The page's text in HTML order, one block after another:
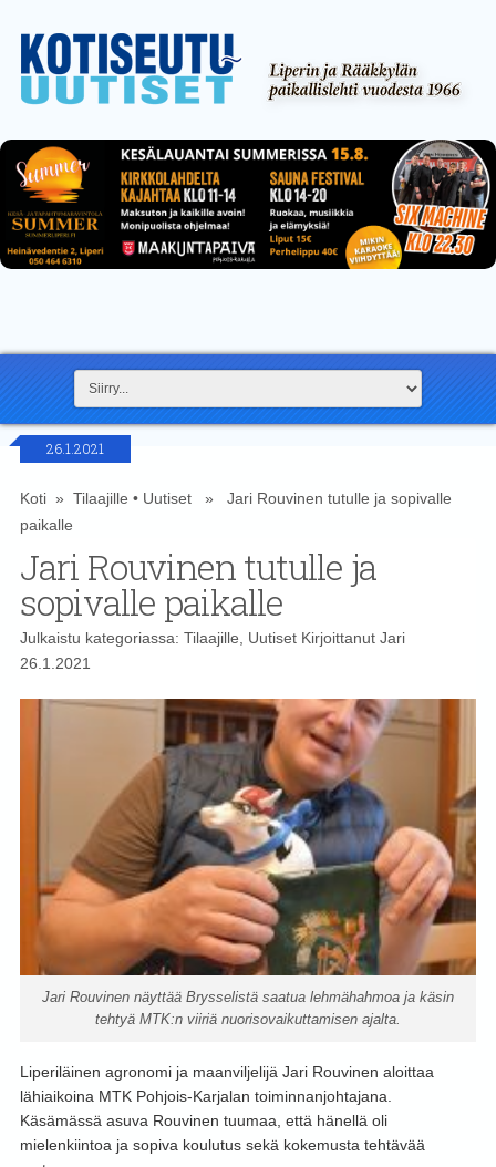
26.1.2021
Koti» Tilaajille • Uutiset» Jari Rouvinen tutulle ja sopivalle
paikalle
Jari Rouvinen tutulle ja
sopivalle paikalle
Julkaistu kategoriassa: Tilaajille, UutisetKirjoittanut Jari
26.1.2021
Jari Rouvinen näyttää Brysselistä saatua lehmähahmoa ja käsin
tehtyä MTK:n viiriä nuorisovaikuttamisen ajalta.
Liperiläinen agronomi ja maanviljelijä Jari Rouvinen aloittaa
lähiaikoina MTK Pohjois-Karjalan toiminnanjohtajana.
Käsämässä asuva Rouvinen tuumaa, että hänellä oli
mielenkiintoa ja sopiva koulutus sekä kokemusta tehtävää